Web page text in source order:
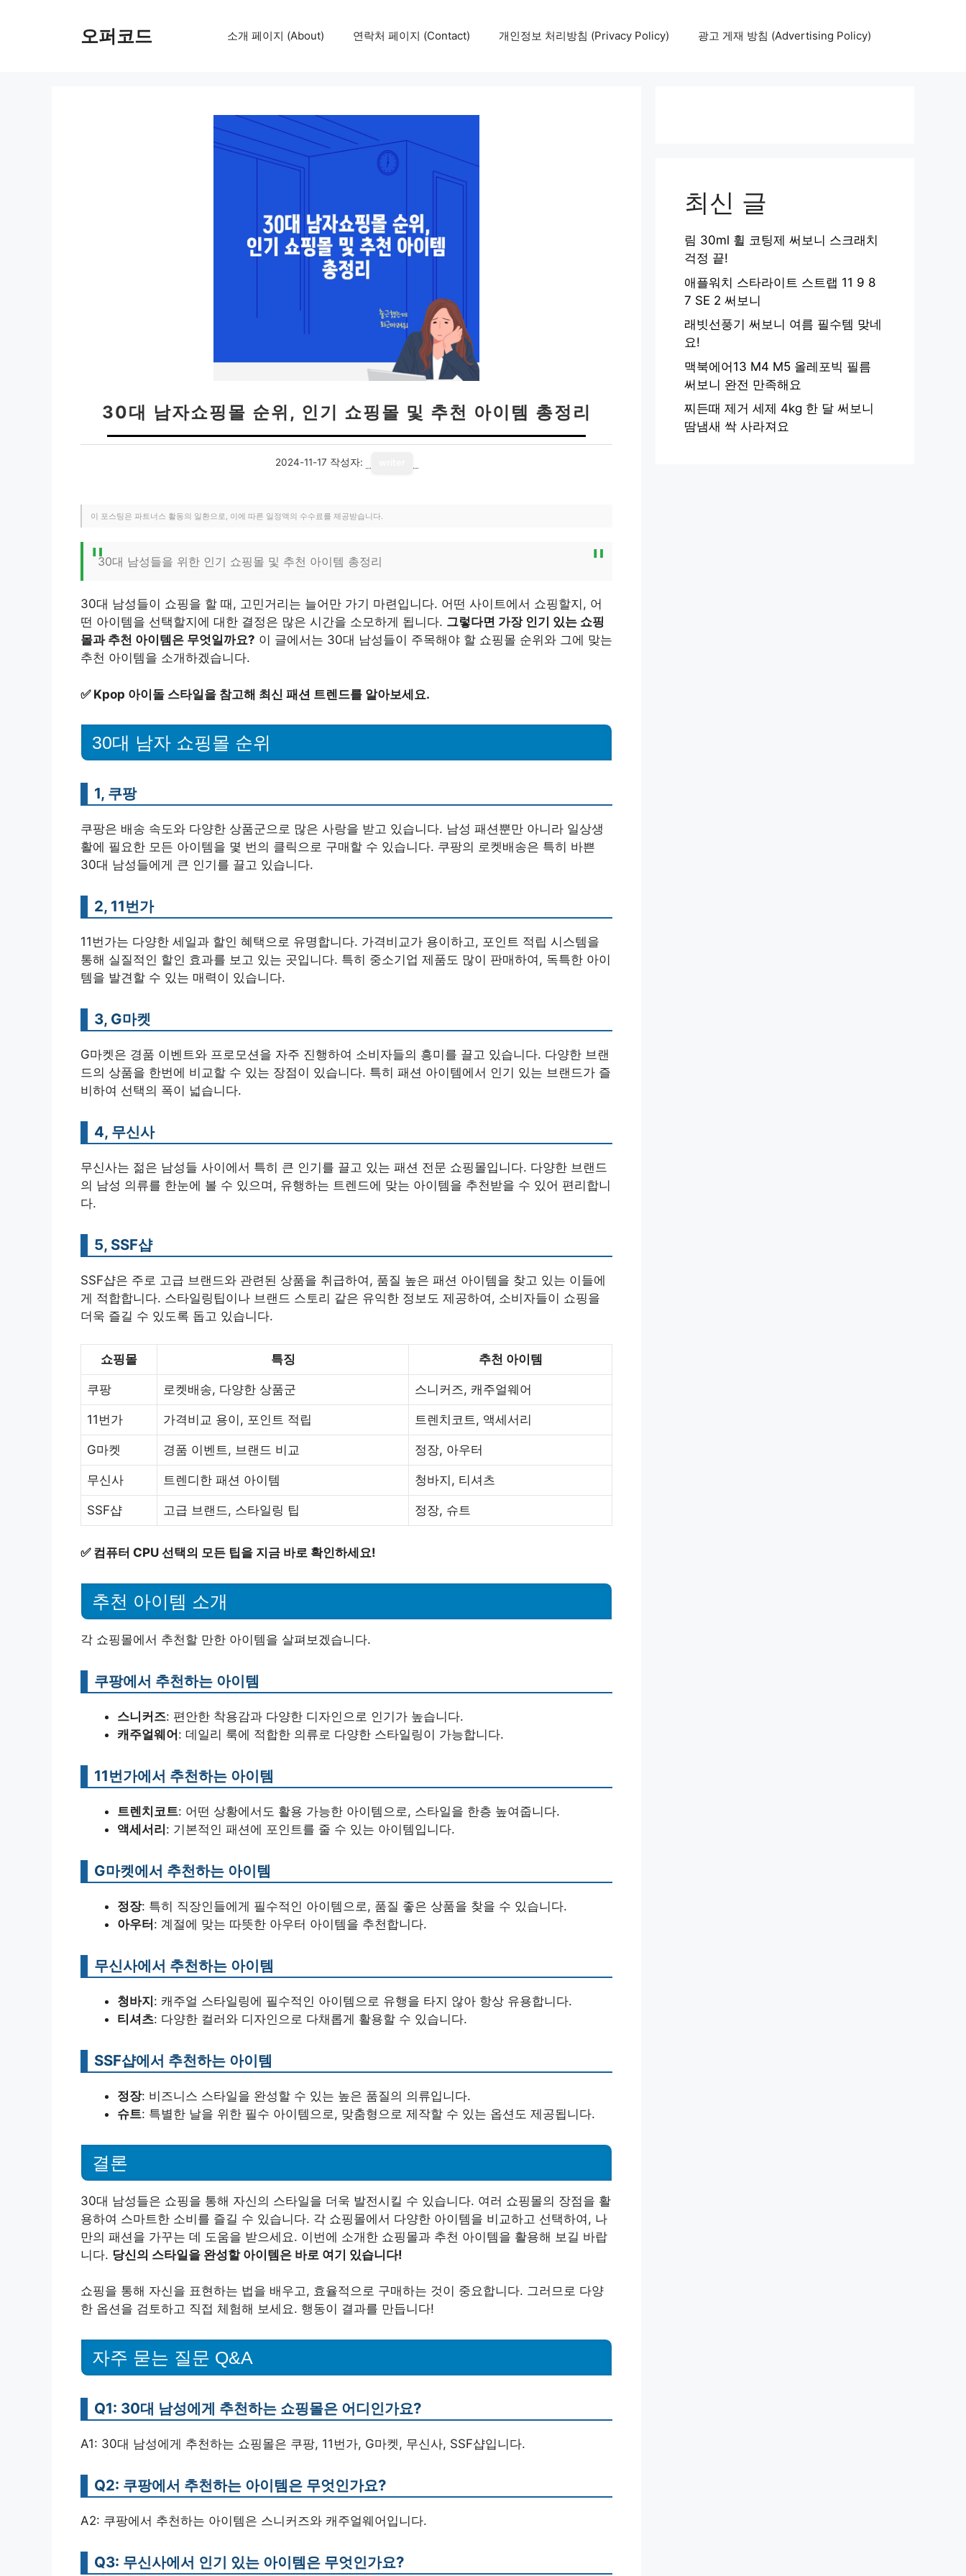
오퍼코드 소개 페이지 (About) 연락처 페이지 (Contact) 개인정보 처리방침 (Privacy Policy) 광고 게재 방침 (Advertising Policy)
30대 남자쇼핑몰 순위, 인기 쇼핑몰 및 추천 아이템 총정리
2024-11-17 작성자:
이 포스팅은 파트너스 활동의 일환으로, 이에 따른 일정액의 수수료를 제공받습니다.
30대 남성들을 위한 인기 쇼핑몰 및 추천 아이템 총정리
30대 남성들이 쇼핑을 할 때, 고민거리는 늘어만 가기 마련입니다. 어떤 사이트에서 쇼핑할지, 어
떤 아이템을 선택할지에 대한 결정은 많은 시간을 소모하게 됩니다. 그렇다면 가장 인기 있는 쇼핑
몰과 추천 아이템은 무엇일까요? 이 글에서는 30대 남성들이 주목해야 할 쇼핑몰 순위와 그에 맞는
추천 아이템을 소개하겠습니다.
✅ Kpop 아이돌 스타일을 참고해 최신 패션 트렌드를 알아보세요.
30대 남자 쇼핑몰 순위
1, 쿠팡
쿠팡은 배송 속도와 다양한 상품군으로 많은 사랑을 받고 있습니다. 남성 패션뿐만 아니라 일상생
활에 필요한 모든 아이템을 몇 번의 클릭으로 구매할 수 있습니다. 쿠팡의 로켓배송은 특히 바쁜
30대 남성들에게 큰 인기를 끌고 있습니다.
2, 11번가
11번가는 다양한 세일과 할인 혜택으로 유명합니다. 가격비교가 용이하고, 포인트 적립 시스템을
통해 실질적인 할인 효과를 보고 있는 곳입니다. 특히 중소기업 제품도 많이 판매하여, 독특한 아이
템을 발견할 수 있는 매력이 있습니다.
3, G마켓
G마켓은 경품 이벤트와 프로모션을 자주 진행하여 소비자들의 흥미를 끌고 있습니다. 다양한 브랜
드의 상품을 한번에 비교할 수 있는 장점이 있습니다. 특히 패션 아이템에서 인기 있는 브랜드가 즐
비하여 선택의 폭이 넓습니다.
4, 무신사
무신사는 젊은 남성들 사이에서 특히 큰 인기를 끌고 있는 패션 전문 쇼핑몰입니다. 다양한 브랜드
의 남성 의류를 한눈에 볼 수 있으며, 유행하는 트렌드에 맞는 아이템을 추천받을 수 있어 편리합니
다.
5, SSF샵
SSF샵은 주로 고급 브랜드와 관련된 상품을 취급하여, 품질 높은 패션 아이템을 찾고 있는 이들에
게 적합합니다. 스타일링팁이나 브랜드 스토리 같은 유익한 정보도 제공하여, 소비자들이 쇼핑을
더욱 즐길 수 있도록 돕고 있습니다.
쇼핑몰 특징 추천 아이템
쿠팡 로켓배송, 다양한 상품군 스니커즈, 캐주얼웨어
11번가 가격비교 용이, 포인트 적립 트렌치코트, 액세서리
G마켓 경품 이벤트, 브랜드 비교 정장, 아우터
무신사 트렌디한 패션 아이템 청바지, 티셔츠
SSF샵 고급 브랜드, 스타일링 팁 정장, 슈트
✅ 컴퓨터 CPU 선택의 모든 팁을 지금 바로 확인하세요!
추천 아이템 소개
각 쇼핑몰에서 추천할 만한 아이템을 살펴보겠습니다.
쿠팡에서 추천하는 아이템
스니커즈: 편안한 착용감과 다양한 디자인으로 인기가 높습니다.
캐주얼웨어 : 데일리 룩에 적합한 의류로 다양한 스타일링이 가능합니다.
11번가에서 추천하는 아이템
트렌치코트: 어떤 상황에서도 활용 가능한 아이템으로, 스타일을 한층 높여줍니다.
액세서리 : 기본적인 패션에 포인트를 줄 수 있는 아이템입니다.
G마켓에서 추천하는 아이템
정장: 특히 직장인들에게 필수적인 아이템으로, 품질 좋은 상품을 찾을 수 있습니다.
아우터 : 계절에 맞는 따뜻한 아우터 아이템을 추천합니다.
무신사에서 추천하는 아이템
청바지 : 캐주얼 스타일링에 필수적인 아이템으로 유행을 타지 않아 항상 유용합니다.
티셔츠: 다양한 컬러와 디자인으로 다채롭게 활용할 수 있습니다.
SSF샵에서 추천하는 아이템
정장: 비즈니스 스타일을 완성할 수 있는 높은 품질의 의류입니다.
슈트: 특별한 날을 위한 필수 아이템으로, 맞춤형으로 제작할 수 있는 옵션도 제공됩니다.
결론
30대 남성들은 쇼핑을 통해 자신의 스타일을 더욱 발전시킬 수 있습니다. 여러 쇼핑몰의 장점을 활
용하여 스마트한 소비를 즐길 수 있습니다. 각 쇼핑몰에서 다양한 아이템을 비교하고 선택하여, 나
만의 패션을 가꾸는 데 도움을 받으세요. 이번에 소개한 쇼핑몰과 추천 아이템을 활용해 보길 바랍
니다. 당신의 스타일을 완성할 아이템은 바로 여기 있습니다!
쇼핑을 통해 자신을 표현하는 법을 배우고, 효율적으로 구매하는 것이 중요합니다. 그러므로 다양
한 옵션을 검토하고 직접 체험해 보세요. 행동이 결과를 만듭니다!
자주 묻는 질문 Q&A
Q1: 30대 남성에게 추천하는 쇼핑몰은 어디인가요?
A1: 30대 남성에게 추천하는 쇼핑몰은 쿠팡, 11번가, G마켓, 무신사, SSF샵입니다.
Q2: 쿠팡에서 추천하는 아이템은 무엇인가요?
A2: 쿠팡에서 추천하는 아이템은 스니커즈와 캐주얼웨어입니다.
Q3: 무신사에서 인기 있는 아이템은 무엇인가요?
최신 글
림 30ml 휠 코팅제 써보니 스크래치
걱정 끝!
애플워치 스타라이트 스트랩 11 9 8
7 SE 2 써보니
래빗선풍기 써보니 여름 필수템 맞네
요!
맥북에어13 M4 M5 올레포빅 필름
써보니 완전 만족해요
찌든때 제거 세제 4kg 한 달 써보니
땀냄새 싹 사라져요